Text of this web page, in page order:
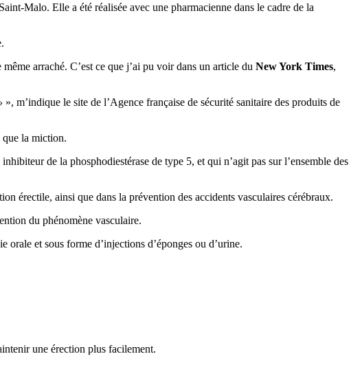
Malo. Elle a été réalisée avec une pharmacienne dans le cadre de la
arraché. C’est ce que j’ai pu voir dans un article du New York Times,
», m’indique le site de l’Agence française de sécurité sanitaire des produits de
que la miction.
de la phosphodiestérase de type 5, et qui n’agit pas sur l’ensemble des
érectile, ainsi que dans la prévention des accidents vasculaires cérébraux.
du phénomène vasculaire.
et sous forme d’injections d’éponges ou d’urine.
une érection plus facilement.